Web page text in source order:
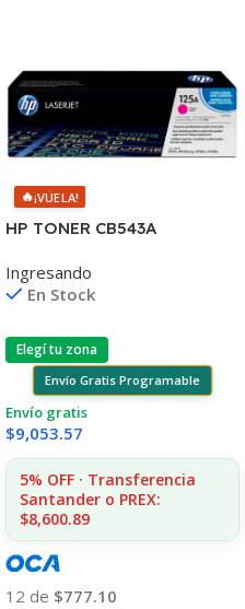
🔥¡VUELA!
HP TONER CB543A
COPIAS
1215/1515/1510/1312
Ingresando
En Stock
Elegí tu zona
Envío Gratis Programable
Envío gratis
$9,053.57
5% OFF · Transferencia
Santander o PREX:
$8,600.89
12 de $777.10